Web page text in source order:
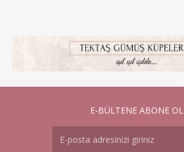
E-BÜLTENE ABONE OL